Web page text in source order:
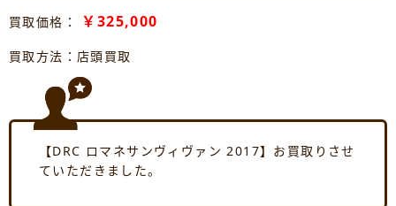
買取価格： ￥325,000
買取方法：店頭買取
【DRC ロマネサンヴィヴァン 2017】お買取りさせ
ていただきました。